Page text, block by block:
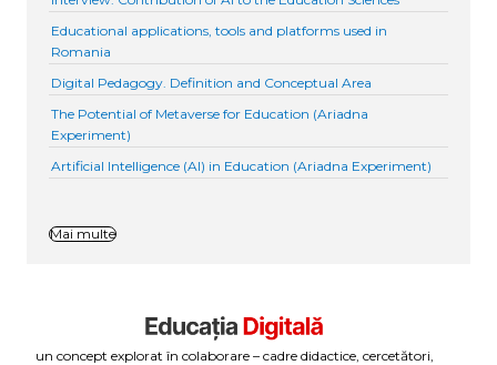
Educational applications, tools and platforms used in
Romania
Digital Pedagogy. Definition and Conceptual Area
The Potential of Metaverse for Education (Ariadna
Experiment)
Artificial Intelligence (AI) in Education (Ariadna Experiment)
Mai multe
un concept explorat în colaborare – cadre didactice, cercetători,